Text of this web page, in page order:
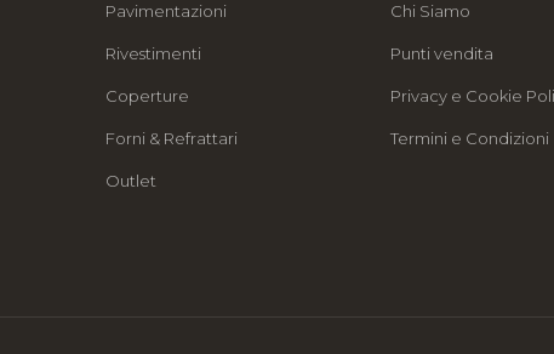
Pavimentazioni
Rivestimenti
Coperture
Forni & Refrattari
Outlet
Chi Siamo
Punti vendita
Privacy e Cookie
Termini e Condizioni